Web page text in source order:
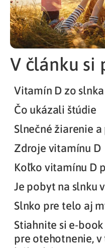
V článku si
Vitamín D zo slnka
Čo ukázali štúdie
Slnečné žiarenie
Zdroje vitamínu D
Koľko vitamínu D
Je pobyt na slnku
Slnko pre telo aj
Stiahnite si e-
pre otehotnenie,